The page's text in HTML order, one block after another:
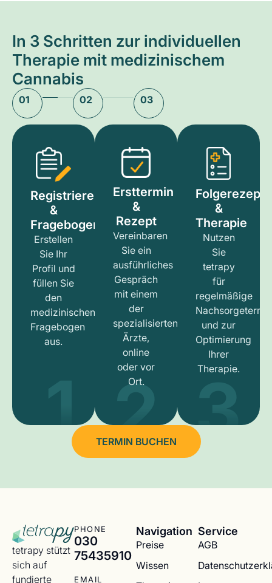
In 3 Schritten zur individuellen
Therapie mit medizinischem
Cannabis
01 02 03
Registrieren
&
Fragebogen
Erstellen
Sie Ihr
Profil und
füllen Sie
den
medizinischen
Fragebogen
aus.
1
Ersttermin
&
Rezept
Vereinbaren
Sie ein
ausführliches
Gespräch
mit einem
der
spezialisierten
Ärzte,
online
oder vor
Ort.
2
Folgerezept
&
Therapie
Nutzen
Sie
tetrapy
für
regelmäßige
und zur
Optimierung
Ihrer
Therapie.
3
TERMIN BUCHEN
tetrapy stützt
sich auf
fundierte
PHONE
030
75435910
EMAIL
Navigation
Preise
Wissen
Service
AGB